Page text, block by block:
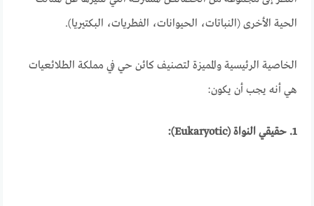
الحية الأخرى (النباتات، الحيوانات، الفطريات، البكتيريا).
الخاصية الرئيسية والمميزة لتصنيف كائن حي في مملكة الطلائعيات
هي أنه يجب أن يكون:
1. حقيقي النواة (Eukaryotic):